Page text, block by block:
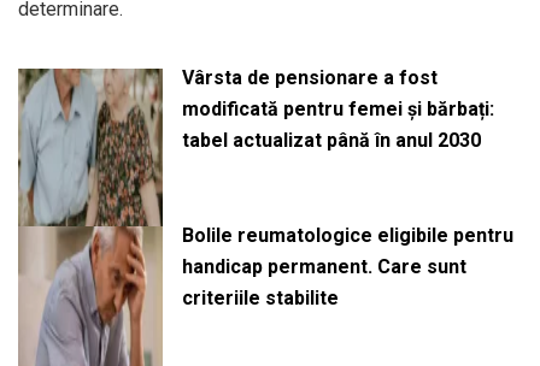
determinare.
Vârsta de pensionare a fost
modificată pentru femei și bărbați:
tabel actualizat până în anul 2030
Bolile reumatologice eligibile pentru
handicap permanent. Care sunt
criteriile stabilite